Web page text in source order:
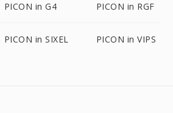
PICON in G4 PICON in RGF
PICON in SIXEL PICON in VIPS